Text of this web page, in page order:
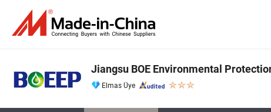
Jiangsu BOE Environmental
Elmas Üye